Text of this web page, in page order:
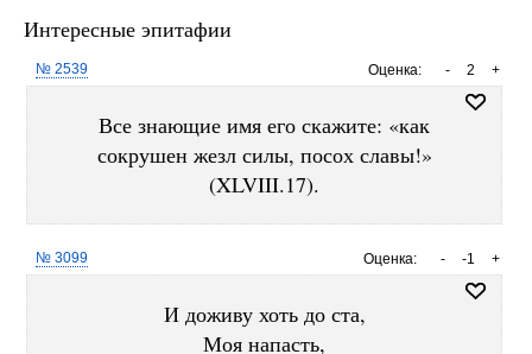
Интересные эпитафии
Оценка: +
2
-
№ 2539
Все знающие имя его скажите: «как
сокрушен жезл силы, посох славы!»
(XLVIII.17).
Оценка: +
-1
-
№ 3099
И доживу хоть до ста,
Моя напасть,